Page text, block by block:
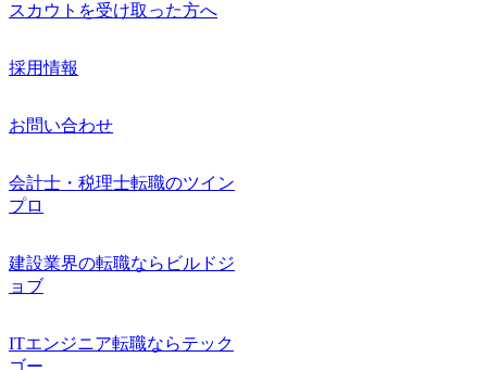
スカウトを受け取った方へ
採用情報
お問い合わせ
会計士・税理士転職のツイン
プロ
建設業界の転職ならビルドジ
ョブ
ITエンジニア転職ならテック